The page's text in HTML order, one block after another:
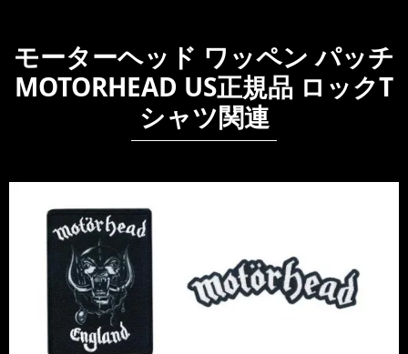
モーターヘッド ワッペン パッチ
MOTORHEAD US正規品 ロックT
シャツ関連